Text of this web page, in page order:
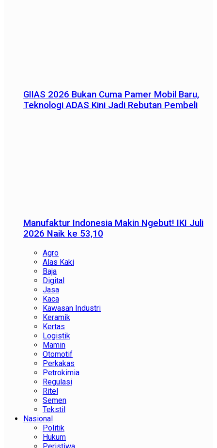
GIIAS 2026 Bukan Cuma Pamer Mobil Baru,
Teknologi ADAS Kini Jadi Rebutan Pembeli
Manufaktur Indonesia Makin Ngebut! IKI Juli
2026 Naik ke 53,10
Agro
Alas Kaki
Baja
Digital
Jasa
Kaca
Kawasan Industri
Keramik
Kertas
Logistik
Mamin
Otomotif
Perkakas
Petrokimia
Regulasi
Ritel
Semen
Tekstil
Nasional
Politik
Hukum